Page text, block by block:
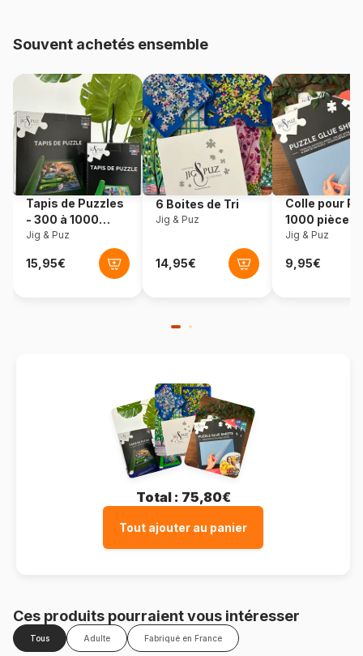
Référence Art-by-Bluebird-F-60280
EAN 3663384602801
Nombre de pièces 1000 pièces
Dimensions 69 x 48 cm
Souvent achetés ensemble
Tapis de Puzzles
- 300 à 1000
pièces
Jig & Puz
6 Boites de Tri
Jig & Puz
Colle pour
1000 pièces
Jig & Puz
Total : 75,80€
Tout ajouter au panier
Ces produits pourraient vous intéresser
Tous Adulte Fabriqué en France